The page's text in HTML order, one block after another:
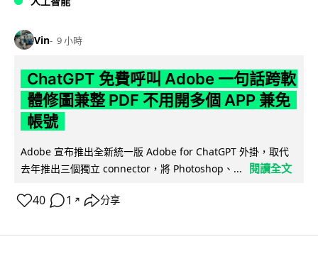
Vin 9 小時
ChatGPT 免費呼叫 Adobe 一句話跨軟
體修圖兼整 PDF 不用開多個 APP 兼免
帳號
Adobe 宣布推出全新統一版 Adobe for ChatGPT 外掛，取代
去年推出三個獨立 connector，將 Photoshop、...
閱讀全文
40 1 ↗ 分享